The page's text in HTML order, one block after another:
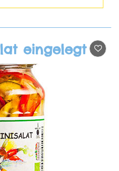
eingelegt